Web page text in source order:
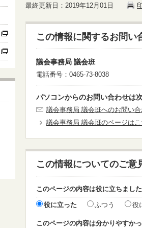
最終更新日：2019年12月01日
この情報に関するお問い
議会事務局 議会班
電話番号：0465-73-8038
パソコンからのお問い合わせは
議会事務局 議会班へのお問い
議会事務局 議会班のページはこ
この情報についてのご意
このページの内容は役に立ちまし
役に立った ふつう 役
このページの内容は分かりやすか